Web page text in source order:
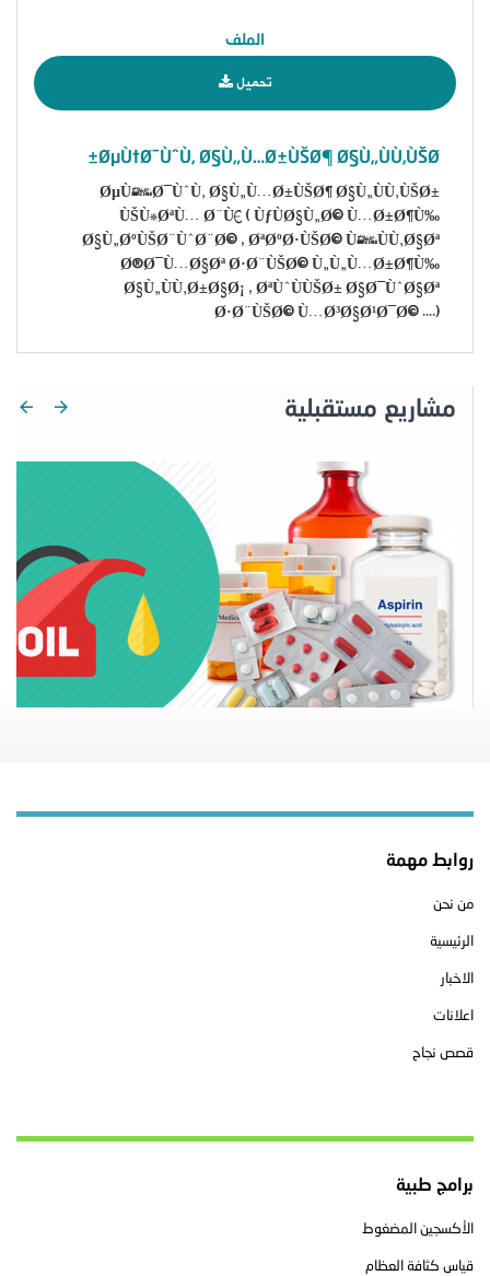
الملف
تحميل
ØµÙ†Ø¯ÙˆÙ‚ Ø§Ù„Ù…Ø±ÙŠØ¶ Ø§Ù„ÙÙ‚ÙŠØ±
ØµÙ†Ø¯ÙˆÙ‚ Ø§Ù„Ù…Ø±ÙŠØ¶ Ø§Ù„ÙÙ‚ÙŠØ±
ÙŠÙ‡ØªÙ… Ø¨Ù€ ( ÙƒÙØ§Ù„Ø© Ù…Ø±Ø¶Ù‰
Ø§Ù„ØºÙŠØ¨ÙˆØ¨Ø© , ØªØºØ·ÙŠØ© Ù†ÙÙ‚Ø§Øª
Ø®Ø¯Ù…Ø§Øª Ø·Ø¨ÙŠØ© Ù„Ù„Ù…Ø±Ø¶Ù‰
Ø§Ù„ÙÙ‚Ø±Ø§Ø¡ , ØªÙˆÙÙŠØ± Ø§Ø¯ÙˆØ§Øª
Ø·Ø¨ÙŠØ© Ù…Ø³Ø§Ø¹Ø¯Ø© ....)
مشاريع مستقبلية
روابط مهمة
من نحن
الرئيسية
الاخبار
اعلانات
قصص نجاح
برامج طبية
الأكسجين المضغوط
قياس كثافة العظام